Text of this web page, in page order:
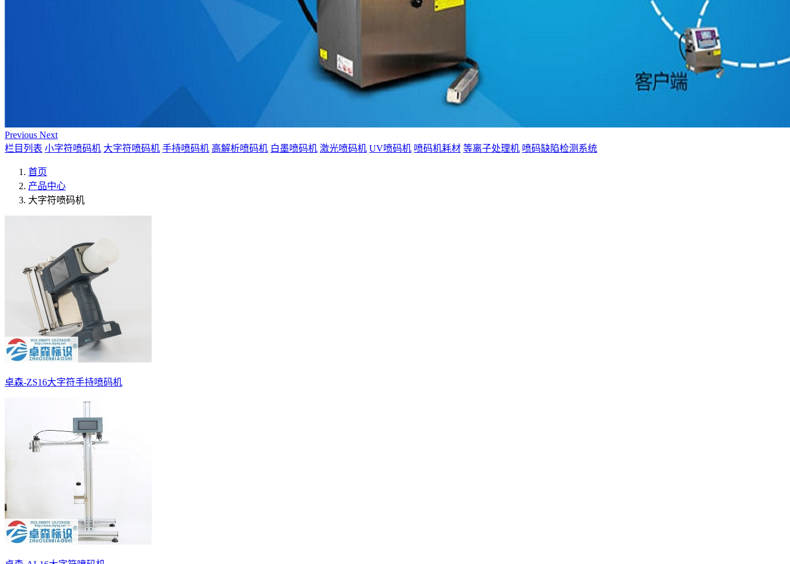
Previous Next
栏目列表 小字符喷码机 大字符喷码机 手持喷码机 高解析喷码机 白墨喷码机 激光喷码机 UV喷码机 喷码机耗材 等离子处理机 喷码缺陷检测系统
首页
产品中心
大字符喷码机
卓森-ZS16大字符手持喷码机